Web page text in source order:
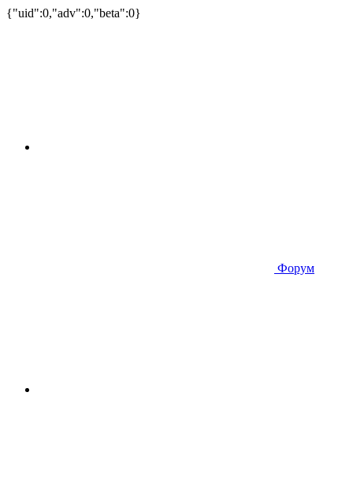
{"uid":0,"adv":0,"beta":0}
Форум